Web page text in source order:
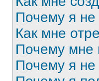
Почему я не
Как мне
Почему мне
Почему я не